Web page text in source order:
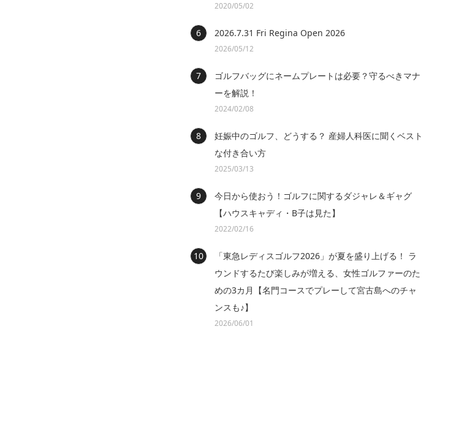
2020/05/02
2026.7.31 Fri Regina Open 2026
2026/05/12
ゴルフバッグにネームプレートは必要？守るべきマナ
ーを解説！
2024/02/08
妊娠中のゴルフ、どうする？ 産婦人科医に聞くベスト
な付き合い方
2025/03/13
今日から使おう！ゴルフに関するダジャレ＆ギャグ
【ハウスキャディ・B子は見た】
2022/02/16
「東急レディスゴルフ2026」が夏を盛り上げる！ ラ
ウンドするたび楽しみが増える、女性ゴルファーのた
めの3カ月【名門コースでプレーして宮古島へのチャ
ンスも♪】
2026/06/01